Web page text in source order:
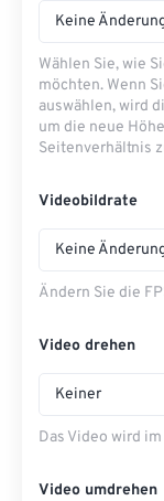
Keine
Wählen Sie, wie
möchten. Wenn
auswählen, wird
um die neue
Seitenverhältnis
Videobildrate
Keine
Ändern Sie die
Video drehen
Keiner
Das Video wird
Video umdrehen